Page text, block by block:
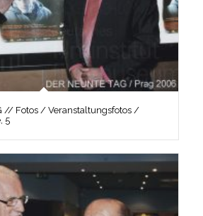
// Fotos / Veranstaltungsfotos /
5